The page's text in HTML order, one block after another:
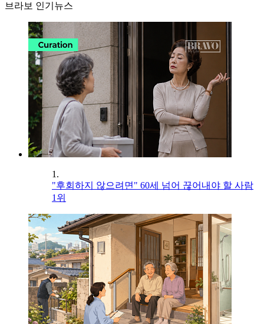
브라보 인기뉴스
1.
"후회하지 않으려면" 60세 넘어 끊어내야 할 사람
1위